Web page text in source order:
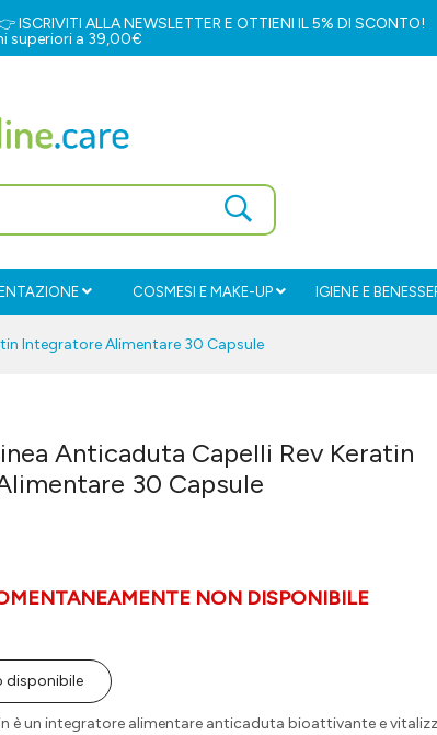
ISCRIVITI ALLA NEWSLETTERE OTTIENI IL 5% DI SCONTO!
superiori a 39,00€
COSMESI E MAKE-UP IGIENE E
Integratore Alimentare 30 Capsule
Anticaduta Capelli Rev Keratin
30 Capsule
NON DISPONIBILE
disponibile
è un integratore alimentare anticaduta bioattivante e